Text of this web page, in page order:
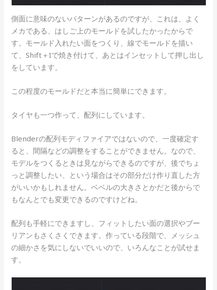
側面に意味のないパターンがあるのですが、これは、よく
メカである、はしご上のモールドを試したかったからで
す。モールド入れたい面をつくり、線でモールドを描い
て、Shift＋Iで焼き付けて、あとはインセットして押し出し
をしています。
この程度のモールドだと本当に簡単にできます。
タイヤも一つ作って、配列にしています。
Blenderの配列モディファイアではないので、一度確定す
ると、間隔などの調整をすることができません。なので、
モデルをつくるときは見ながらできるのですが、後でちょ
っと調整したい、という場合はその部分だけ作り直した方
がいいかもしれません。ベベルの大きさとかだと後からで
もなんとでも変更できるのですけどね。
配列も手軽にできますし、フィットしたい面の選択やブー
リアンもさくさくできます。作っている段階で、メッシュ
の細かさを気にしないでいいので、いろんなことが試せま
す。